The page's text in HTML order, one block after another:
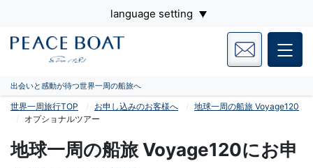
language setting
出会いと感動が待つ世界一周の船旅へ
世界一周旅行TOP お申し込みのお客様へ
地球一周の船旅 Voyage120
オプショナルツアー
地球一周の船旅 Voyage120にお申